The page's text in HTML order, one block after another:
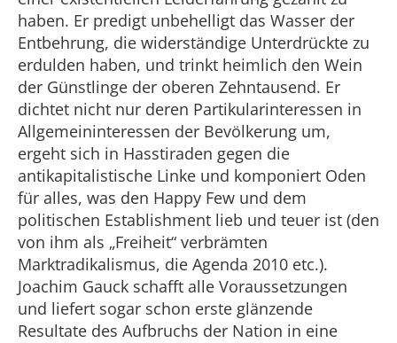
haben. Er predigt unbehelligt das Wasser der
Entbehrung, die widerständige Unterdrückte zu
erdulden haben, und trinkt heimlich den Wein
der Günstlinge der oberen Zehntausend. Er
dichtet nicht nur deren Partikularinteressen in
Allgemeininteressen der Bevölkerung um,
ergeht sich in Hasstiraden gegen die
antikapitalistische Linke und komponiert Oden
für alles, was den Happy Few und dem
politischen Establishment lieb und teuer ist (den
von ihm als „Freiheit“ verbrämten
Marktradikalismus, die Agenda 2010 etc.).
Joachim Gauck schafft alle Voraussetzungen
und liefert sogar schon erste glänzende
Resultate des Aufbruchs der Nation in eine